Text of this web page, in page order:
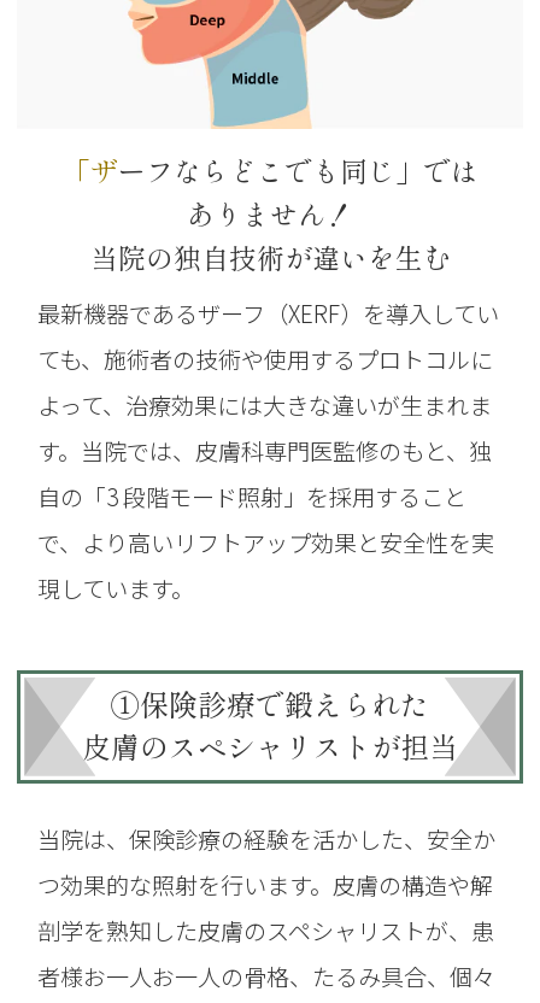
「ザーフならどこでも同じ」では
ありません！
当院の独自技術が違いを生む
最新機器であるザーフ（XERF）を導入してい
ても、施術者の技術や使用するプロトコルに
よって、治療効果には大きな違いが生まれま
す。当院では、皮膚科専門医監修のもと、独
自の「3 段階モード照射」を採用すること
で、より高いリフトアップ効果と安全性を実
現しています。
①保険診療で鍛えられた
皮膚のスペシャリストが担当
当院は、保険診療の経験を活かした、安全か
つ効果的な照射を行います。 皮膚の構造や解
剖学を熟知した皮膚のスペシャリストが、患
者様お一人お一人の骨格、たるみ具合、個々